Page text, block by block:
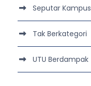
Seputar Kampus
Tak Berkategori
UTU Berdampak